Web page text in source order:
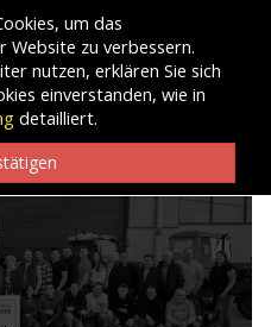
um das
Website zu verbessern.
nutzen, erklären Sie sich
einverstanden, wie in
detailliert.